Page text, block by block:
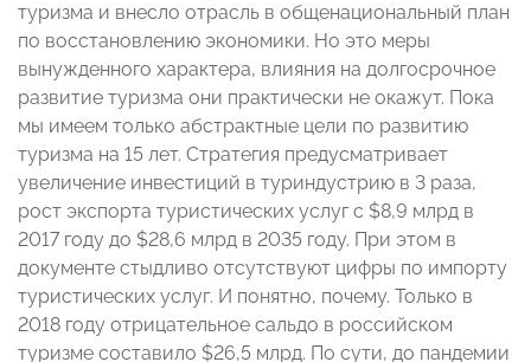
туризма и внесло отрасль в общенациональный план
по восстановлению экономики. Но это меры
вынужденного характера, влияния на долгосрочное
развитие туризма они практически не окажут. Пока
мы имеем только абстрактные цели по развитию
туризма на 15 лет. Стратегия предусматривает
увеличение инвестиций в туриндустрию в 3 раза,
рост экспорта туристических услуг с $8,9 млрд в
2017 году до $28,6 млрд в 2035 году. При этом в
документе стыдливо отсутствуют цифры по импорту
туристических услуг. И понятно, почему. Только в
2018 году отрицательное сальдо в российском
туризме составило $26,5 млрд. По сути, до пандемии